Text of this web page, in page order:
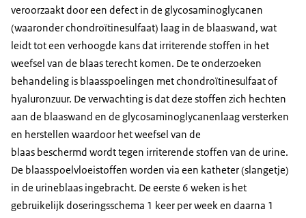
veroorzaakt door een defect in de glycosaminoglycanen
(waaronder chondroïtinesulfaat) laag in de blaaswand, wat
leidt tot een verhoogde kans dat irriterende stoffen in het
weefsel van de blaas terecht komen. De te onderzoeken
behandeling is blaasspoelingen met chondroïtinesulfaat of
hyaluronzuur. De verwachting is dat deze stoffen zich hechten
aan de blaaswand en de glycosaminoglycanenlaag versterken
en herstellen waardoor het weefsel van de
blaas beschermd wordt tegen irriterende stoffen van de urine.
De blaasspoelvloeistoffen worden via een katheter (slangetje)
in de urineblaas ingebracht. De eerste 6 weken is het
gebruikelijk doseringsschema 1 keer per week en daarna 1